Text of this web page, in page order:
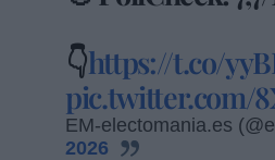
👇https://t.co/
pic.twitter.com/
EM-electomania.es
2026